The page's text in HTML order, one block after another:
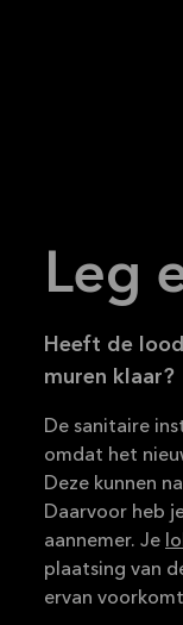
Leg
Heeft de
muren klaar?
De sanitaire
omdat het
Deze kunnen
Daarvoor heb
aannemer. Je
plaatsing van
ervan